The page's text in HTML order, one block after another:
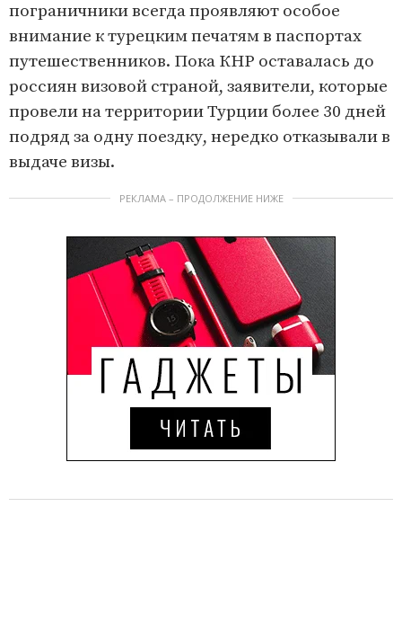
пограничники всегда проявляют особое
внимание к турецким печатям в паспортах
путешественников. Пока КНР оставалась до
россиян визовой страной, заявители, которые
провели на территории Турции более 30 дней
подряд за одну поездку, нередко отказывали в
выдаче визы.
РЕКЛАМА – ПРОДОЛЖЕНИЕ НИЖЕ